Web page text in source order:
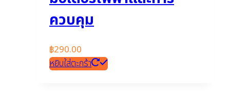
ควบคุม
฿290.00
หยิบใส่ตะกร้า